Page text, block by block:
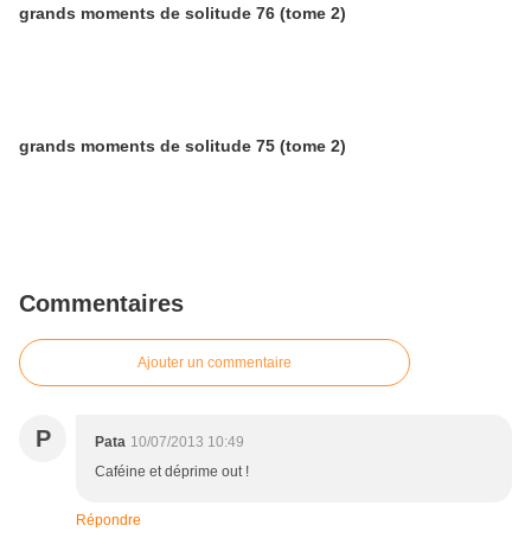
grands moments de solitude 76 (tome 2)
grands moments de solitude 75 (tome 2)
Commentaires
Ajouter un commentaire
P Pata 10/07/2013 10:49
Caféine et déprime out !
Répondre